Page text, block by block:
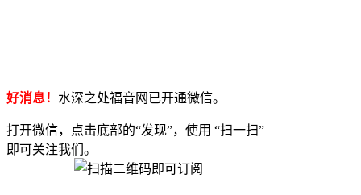
好消息！ 水深之处福音网已开通微信。
打开微信，点击底部的“发现”，使用 “扫一扫”
即可关注我们。